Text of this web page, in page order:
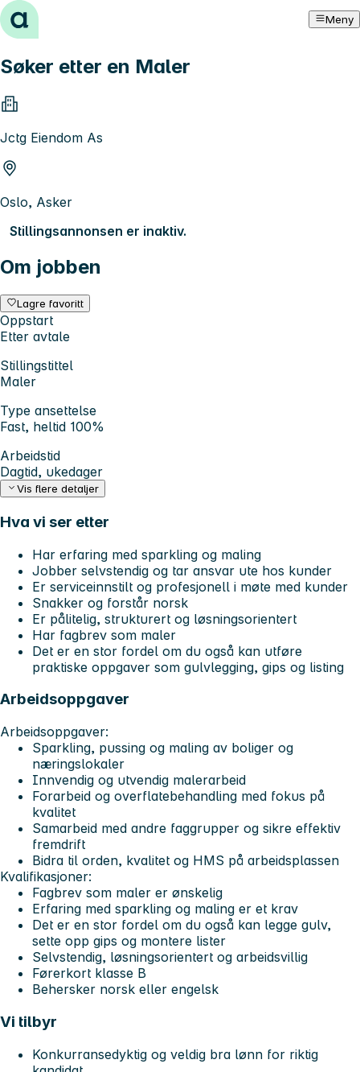
Hopp til innhold Meny
Søker etter en Maler
Jctg Eiendom As
Oslo, Asker
Stillingsannonsen er inaktiv.
Om jobben
Lagre favoritt
Oppstart
Etter avtale
Stillingstittel
Maler
Type ansettelse
Fast, heltid 100%
Arbeidstid
Dagtid, ukedager
Vis flere detaljer
Hva vi ser etter
Har erfaring med sparkling og maling
Jobber selvstendig og tar ansvar ute hos kunder
Er serviceinnstilt og profesjonell i møte med kunder
Snakker og forstår norsk
Er pålitelig, strukturert og løsningsorientert
Har fagbrev som maler
Det er en stor fordel om du også kan utføre
praktiske oppgaver som gulvlegging, gips og listing
Arbeidsoppgaver
Arbeidsoppgaver:
Sparkling, pussing og maling av boliger og
næringslokaler
Innvendig og utvendig malerarbeid
Forarbeid og overflatebehandling med fokus på
kvalitet
Samarbeid med andre faggrupper og sikre effektiv
fremdrift
Bidra til orden, kvalitet og HMS på arbeidsplassen
Kvalifikasjoner:
Fagbrev som maler er ønskelig
Erfaring med sparkling og maling er et krav
Det er en stor fordel om du også kan legge gulv,
sette opp gips og montere lister
Selvstendig, løsningsorientert og arbeidsvillig
Førerkort klasse B
Behersker norsk eller engelsk
Vi tilbyr
Konkurransedyktig og veldig bra lønn for riktig